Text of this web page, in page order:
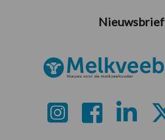
Nieuwsbrief